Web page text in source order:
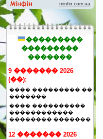
���������
���������
�������
9 ������� 2026
(��):
���� ��������� ��
�������
���� ����������
������������
�������� �������
12 ������� 2026